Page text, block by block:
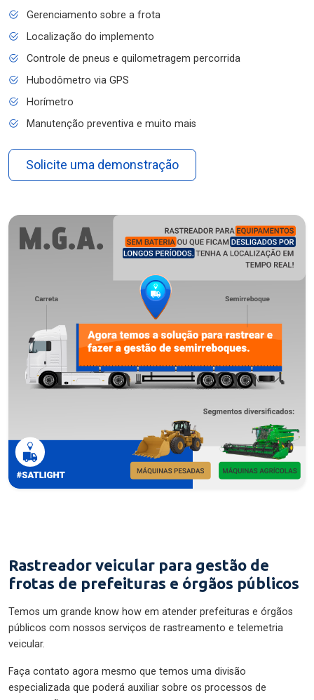
Gerenciamento sobre a frota
Localização do implemento
Controle de pneus e quilometragem percorrida
Hubodômetro via GPS
Horímetro
Manutenção preventiva e muito mais
Solicite uma demonstração
Rastreador veicular para gestão de
frotas de prefeituras e órgãos públicos
Temos um grande know how em atender prefeituras e órgãos
públicos com nossos serviços de rastreamento e telemetria
veicular.
Faça contato agora mesmo que temos uma divisão
especializada que poderá auxiliar sobre os processos de